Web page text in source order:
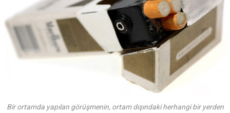
Bir ortamda yapılan görüşmenin, ortam dışındaki herhangi bir yerden